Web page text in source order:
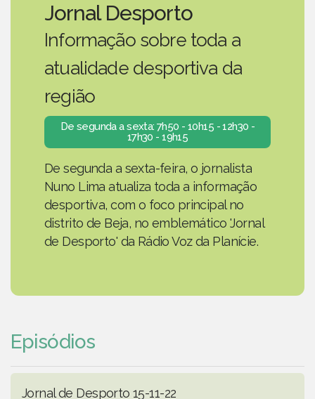
Jornal Desporto
Informação sobre toda a
atualidade desportiva da
região
De segunda a sexta: 7h50 - 10h15 - 12h30 -
17h30 - 19h15
De segunda a sexta-feira, o jornalista
Nuno Lima atualiza toda a informação
desportiva, com o foco principal no
distrito de Beja, no emblemático 'Jornal
de Desporto' da Rádio Voz da Planície.
Episódios
Jornal de Desporto 15-11-22